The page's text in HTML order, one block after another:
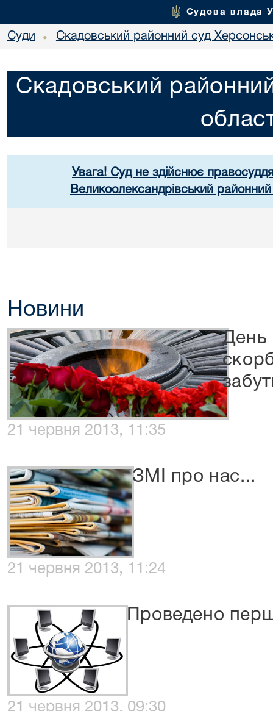
Судова влада
Суди • Скадовський районний суд
Скадовський
Увага! Суд не здійснює
Великоолександрівський
Новини
День
21 червня 2013, 11:35
ЗМІ про нас...
21 червня 2013, 11:24
Проведено
21 червня 2013, 09:30